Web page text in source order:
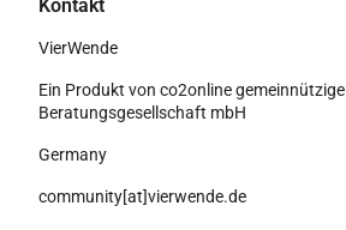
Kontakt
VierWende
Ein Produkt von co2online gemeinnützige
Beratungsgesellschaft mbH
Germany
community[at]vierwende.de